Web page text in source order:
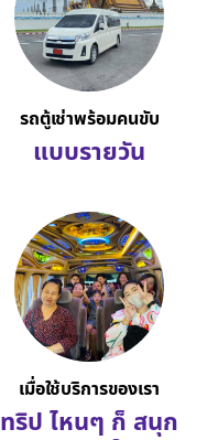
รถตู้เช่าพร้อมคนขับ
แบบรายวัน
เมื่อใช้บริการของเรา
ทริป ไหนๆ ก็ สนุก